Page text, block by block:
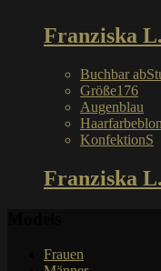
Franziska L.
Buchbar ab
Größe176
Augenblau
Haarfarbe
KonfektionS
Franziska L.
Frauen